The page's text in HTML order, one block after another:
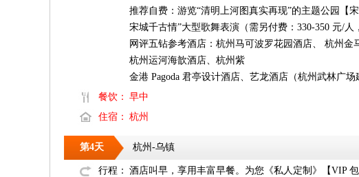
推荐自费：游览“清明上河图真实再现”的主题公园
宋城千古情”大型歌舞表演（需另付费：330-350 元/人
网评五钻参考酒店：杭州马可波罗花园酒店、 杭州金
杭州运河海歆酒店、杭州紫
金港 Pagoda 君亭设计酒店、艺龙酒店（杭州武林广
餐饮： 早中
住宿： 杭州
第4天 杭州-乌镇
行程： 酒店叫早，享用丰富早餐。为您《私人定制》【VIP